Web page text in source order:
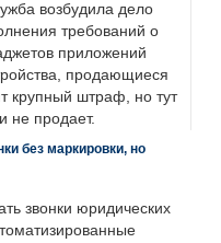
возбудила дело
требований о
приложений
продающиеся
крупный штраф, но тут
не продает.
без маркировки, но
звонки юридических